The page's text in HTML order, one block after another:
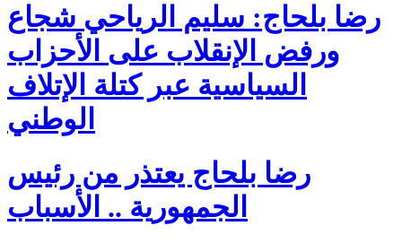
رضا بلحاج: سليم الرياحي شجاع
ورفض الإنقلاب على الأحزاب
السياسية عبر كتلة الإتلاف
الوطني
رضا بلحاج يعتذر من رئيس
الجمهورية .. الأسباب